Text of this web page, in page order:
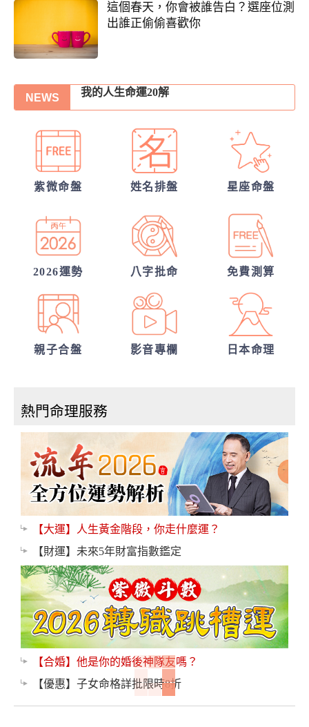
這個春天，你會被誰告白？選座位測
出誰正偷偷喜歡你
NEWS
另一半何時來敲門?
你們的命盤合嗎？適合當夫妻？批婚配指數
他的異性關係全解密
誰會陪我步入紅毯?
他會是你最終的幸福？
從姓名看你另一半的輪廓
紫微命盤 姓名排盤 星座命盤
2026運勢 八字批命 免費測算
親子合盤 影音專欄 日本命理
熱門命理服務
【大運】人生黃金階段，你走什麼運？
【財運】未來5年財富指數鑑定
【合婚】他是你的婚後神隊友嗎？
【優惠】子女命格詳批限時8折